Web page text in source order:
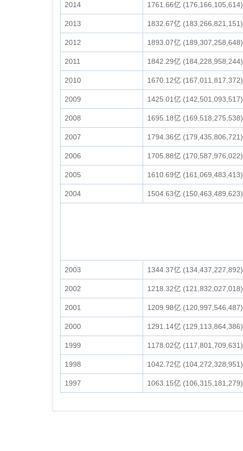
2014 1761.66亿 (176,166,105,614)
2013 1832.67亿 (183,266,821,151)
2012 1893.07亿 (189,307,258,648)
2011 1842.29亿 (184,228,958,244)
2010 1670.12亿 (167,011,817,372)
2009 1425.01亿 (142,501,093,517)
2008 1695.18亿 (169,518,275,538)
2007 1794.36亿 (179,435,806,721)
2006 1705.88亿 (170,587,976,022)
2005 1610.69亿 (161,069,483,413)
2004 1504.63亿 (150,463,489,623)
2003 1344.37亿 (134,437,227,892)
2002 1218.32亿 (121,832,027,018)
2001 1209.98亿 (120,997,546,487)
2000 1291.14亿 (129,113,864,386)
1999 1178.02亿 (117,801,709,631)
1998 1042.72亿 (104,272,328,951)
1997 1063.15亿 (106,315,181,279)